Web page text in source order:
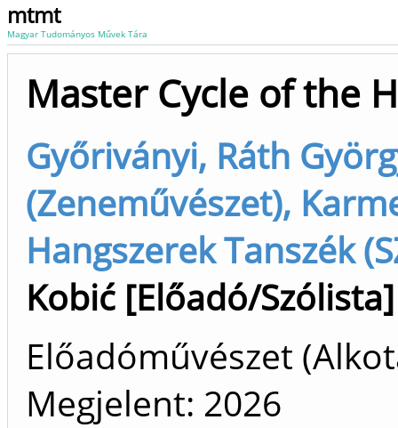
mtmt
Magyar Tudományos Művek Tára
Master Cycle of the
Győriványi, Ráth
(Zeneművészet),
Hangszerek Tanszék
Kobić [Előadó/Szólista]
Előadóművészet
Megjelent: 2026